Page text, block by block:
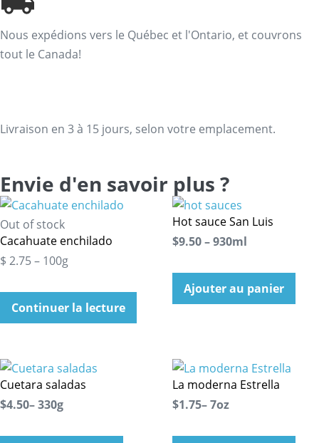
Nous expédions vers le Québec et l'Ontario, et couvrons
tout le Canada!
Livraison en 3 à 15 jours, selon votre emplacement.
Envie d'en savoir plus ?
Out of stock
Cacahuate enchilado
$ 2.75 – 100g
Continuer la lecture
Hot sauce San Luis
$9.50 – 930ml
Ajouter au panier
Cuetara saladas
$4.50– 330g
La moderna Estrella
$1.75– 7oz